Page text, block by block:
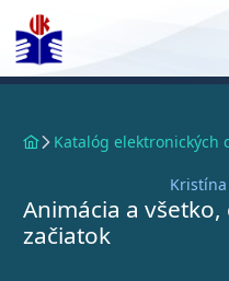
Katalóg elektronických
Animácia a
začiatok